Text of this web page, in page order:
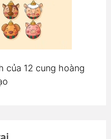
của 12 cung hoàng